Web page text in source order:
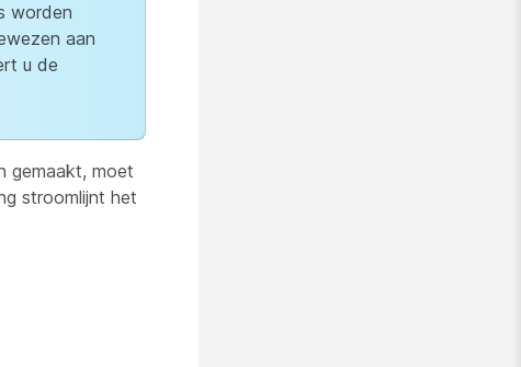
worden
aan
u de
gemaakt, moet
stroomlijnt het